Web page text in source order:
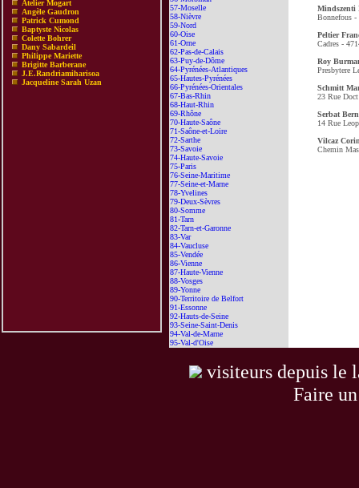
Atelier Mogart
Angèle Gaudron
Patrick Cumond
Baptyste Nicolas
Colette Bohrer
Dany Sabardeil
Philippe Mariette
Brigitte Barberane
J.E.Randriamiharisoa
Jacqueline Sarah Uzan
57-Moselle
58-Nièvre
59-Nord
60-Oise
61-Orne
62-Pas-de-Calais
63-Puy-de-Dôme
64-Pyrénées-Atlantiques
65-Hautes-Pyrénées
66-Pyrénées-Orientales
67-Bas-Rhin
68-Haut-Rhin
69-Rhône
70-Haute-Saône
71-Saône-et-Loire
72-Sarthe
73-Savoie
74-Haute-Savoie
75-Paris
76-Seine-Maritime
77-Seine-et-Marne
78-Yvelines
79-Deux-Sèvres
80-Somme
81-Tarn
82-Tarn-et-Garonne
83-Var
84-Vaucluse
85-Vendée
86-Vienne
87-Haute-Vienne
88-Vosges
89-Yonne
90-Territoire de Belfort
91-Essonne
92-Hauts-de-Seine
93-Seine-Saint-Denis
94-Val-de-Marne
95-Val-d'Oise
Mindszenti
Bonnefous -
Peltier
Cadres -
Roy
Presbytere
Schmitt
23 Rue
Serbat
14 Rue
Vilcaz
Chemin
visiteurs depuis le
Faire